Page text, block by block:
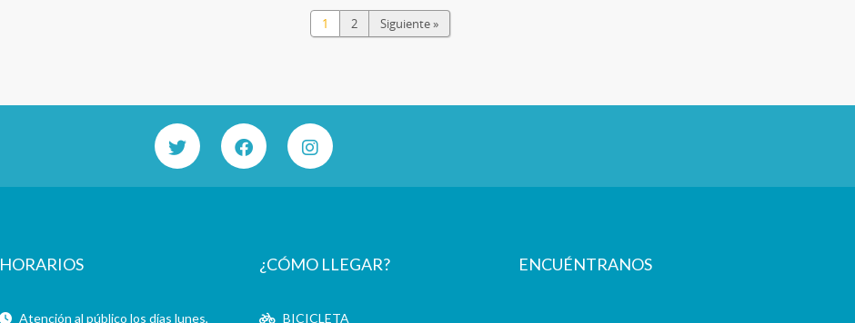
1 2 Siguiente »
HORARIOS
Atención al público los días lunes,
¿CÓMO LLEGAR?
BICICLETA
ENCUÉNTRANOS